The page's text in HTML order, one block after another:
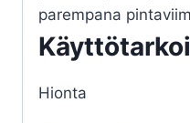
parempana
Hionta